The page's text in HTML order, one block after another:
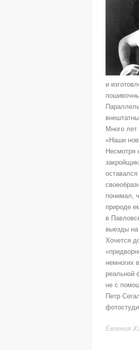
и
Много
«Наши
Несмотря
понимал,
природе
в
выезды
Хочется
немногих
реальной
не с
Петр
Евгения